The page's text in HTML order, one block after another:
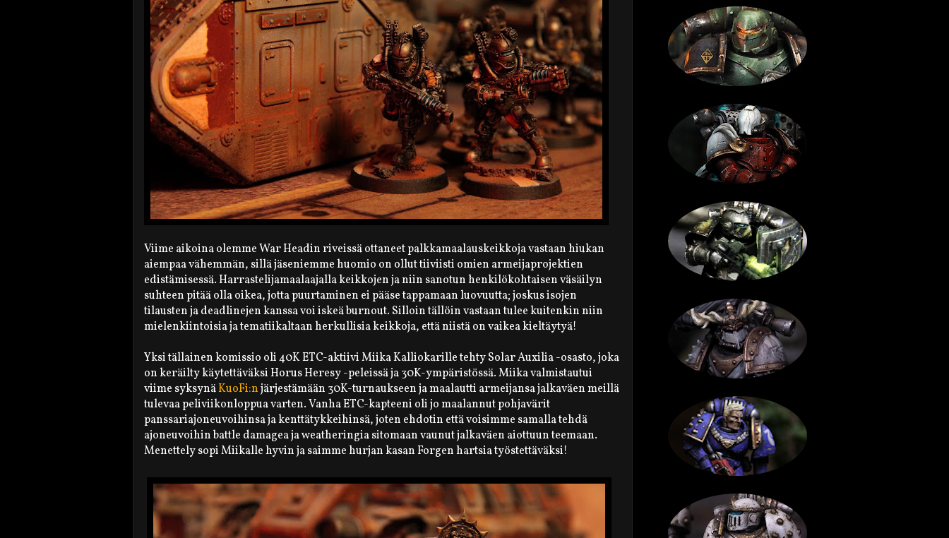
Viime aikoina olemme War Headin riveissä ottaneet palkkamaalauskeikkoja vastaan hiukan
aiempaa vähemmän, sillä jäseniemme huomio on ollut tiiviisti omien armeijaprojektien
edistämisessä. Harrastelijamaalaajalla keikkojen ja niin sanotun henkilökohtaisen väsäilyn
suhteen pitää olla oikea, jotta puurtaminen ei pääse tappamaan luovuutta; joskus isojen
tilausten ja deadlinejen kanssa voi iskeä burnout. Silloin tällöin vastaan tulee kuitenkin niin
mielenkiintoisia ja tematiikaltaan herkullisia keikkoja, että niistä on vaikea kieltäytyä!
Yksi tällainen komissio oli 40K ETC-aktiivi Miika Kalliokarille tehty Solar Auxilia -osasto, joka
on keräilty käytettäväksi Horus Heresy -peleissä ja 30K-ympäristössä. Miika valmistautui
viime syksynäKuoFi:njärjestämään 30K-turnaukseen ja maalautti armeijansa jalkaväen meillä
tulevaa peliviikonloppua varten. Vanha ETC-kapteeni oli jo maalannut pohjavärit
panssariajoneuvoihinsa ja kenttätykkeihinsä, joten ehdotin että voisimme samalla tehdä
ajoneuvoihin battle damagea ja weatheringia sitomaan vaunut jalkaväen aiottuun teemaan.
Menettely sopi Miikalle hyvin ja saimme hurjan kasan Forgen hartsia työstettäväksi!